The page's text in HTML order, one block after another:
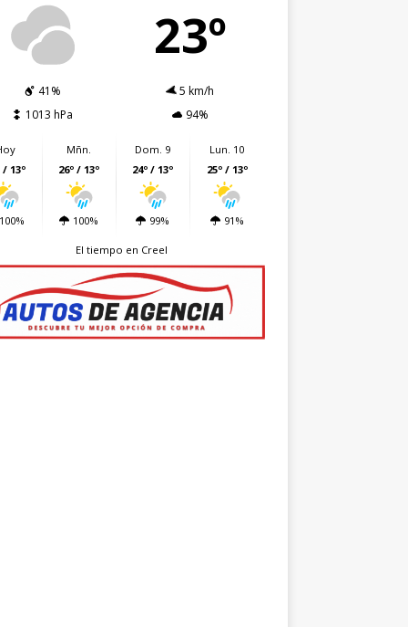
23º
41%
5 km/h
1013 hPa
94%
/ 13º
100%
Mñn.
26º / 13º
100%
Dom. 9
24º / 13º
99%
Lun. 10
25º / 13º
91%
El tiempo en Creel